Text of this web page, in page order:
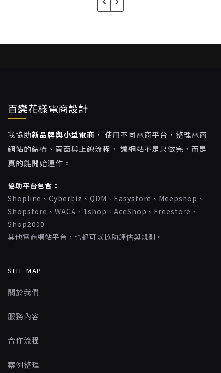
百變花樣電商設計
我協助新品牌與小型電商 ， 使用不同電商平台，整理電商
網站的結構、頁面與上線流程， 讓網站不是只做完，而是
真的能開始運作。
協助平台包含：
Shopline、Cyberbiz、QDM、Easystore、Meepshop、
Shopstore、WACA、1shop、AceShop、Freestore、
Shop2000
其他電商網站平台，也都可以協助評估與規劃。
SITE MAP
關於我們
服務內容
合作流程
案例整理